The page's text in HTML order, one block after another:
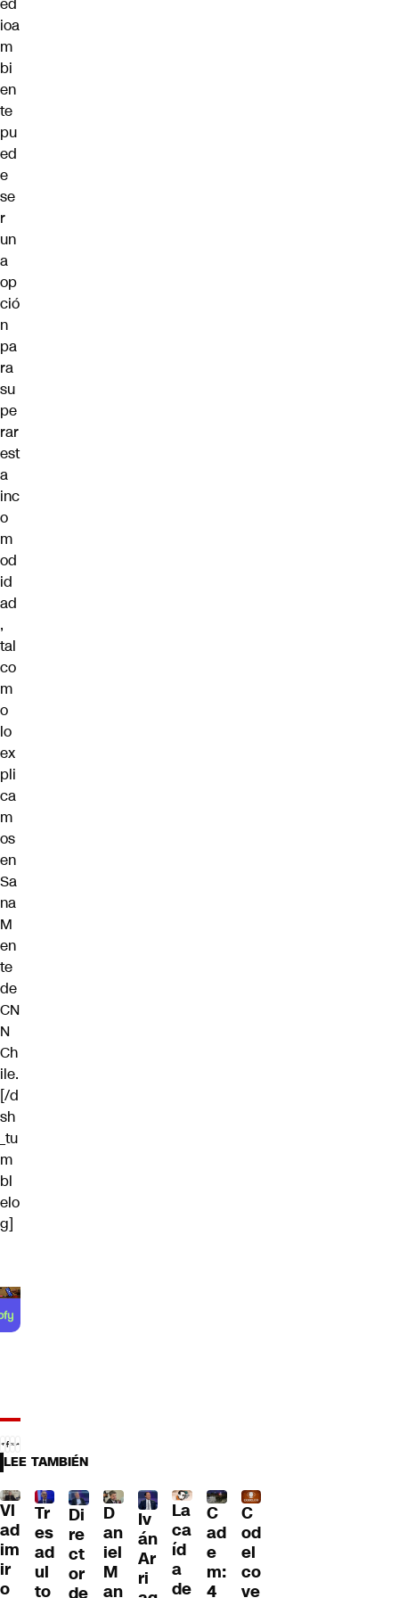
ioa
m
bi
en
te
pu
ed
e
se
r
un
a
op
ció
n
pa
ra
su
pe
rar
est
a
inc
o
m
od
id
ad
,
tal
co
m
o
lo
ex
pli
ca
m
os
en
Sa
na
M
en
te
de
CN
N
Ch
ile.
[/d
sh
_tu
m
bl
elo
g]
LEE TAMBIÉN
Vl
ad
im
ir
o
Tr
es
ad
ul
to
Di
re
ct
or
de
D
an
iel
M
an
Iv
án
Ar
ri
La
ca
íd
a
de
C
ad
e
m:
4
C
od
el
co
ve